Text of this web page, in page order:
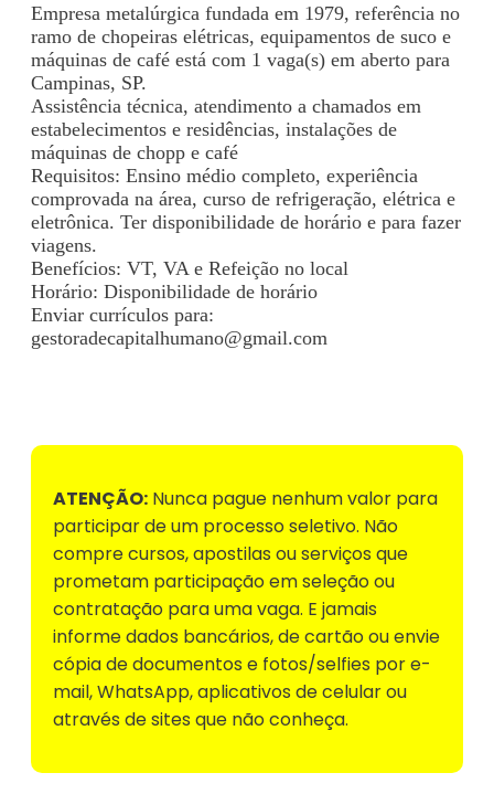
Empresa metalúrgica fundada em 1979, referência no
ramo de chopeiras elétricas, equipamentos de suco e
máquinas de café está com 1 vaga(s) em aberto para
Campinas, SP.
Assistência técnica, atendimento a chamados em
estabelecimentos e residências, instalações de
máquinas de chopp e café
Requisitos: Ensino médio completo, experiência
comprovada na área, curso de refrigeração, elétrica e
eletrônica. Ter disponibilidade de horário e para fazer
viagens.
Benefícios: VT, VA e Refeição no local
Horário: Disponibilidade de horário
Enviar currículos para:
gestoradecapitalhumano@gmail.com
ATENÇÃO: Nunca pague nenhum valor para
participar de um processo seletivo. Não
compre cursos, apostilas ou serviços que
prometam participação em seleção ou
contratação para uma vaga. E jamais
informe dados bancários, de cartão ou envie
cópia de documentos e fotos/selfies por e-
mail, WhatsApp, aplicativos de celular ou
através de sites que não conheça.